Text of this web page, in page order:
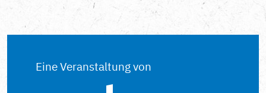
Eine Veranstaltung von